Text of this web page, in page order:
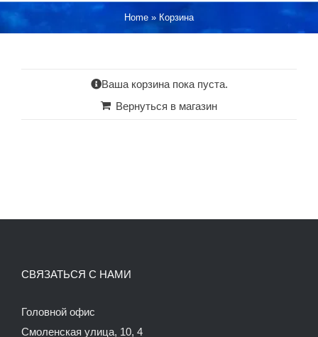
Home » Корзина
Ваша корзина пока пуста.
Вернуться в магазин
СВЯЗАТЬСЯ С НАМИ
Головной офис
Смоленская улица, 10, 4